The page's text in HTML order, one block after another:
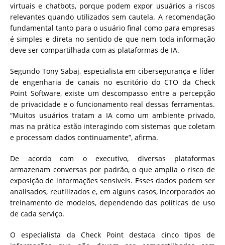
virtuais e chatbots, porque podem expor usuários a riscos
relevantes quando utilizados sem cautela. A recomendação
fundamental tanto para o usuário final como para empresas
é simples e direta no sentido de que nem toda informação
deve ser compartilhada com as plataformas de IA.
Segundo Tony Sabaj, especialista em cibersegurança e líder
de engenharia de canais no escritório do CTO da Check
Point Software, existe um descompasso entre a percepção
de privacidade e o funcionamento real dessas ferramentas.
“Muitos usuários tratam a IA como um ambiente privado,
mas na prática estão interagindo com sistemas que coletam
e processam dados continuamente”, afirma.
De acordo com o executivo, diversas plataformas
armazenam conversas por padrão, o que amplia o risco de
exposição de informações sensíveis. Esses dados podem ser
analisados, reutilizados e, em alguns casos, incorporados ao
treinamento de modelos, dependendo das políticas de uso
de cada serviço.
O especialista da Check Point destaca cinco tipos de